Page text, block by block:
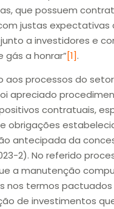
que possuem
justas expectativas
a investidores e
gás a honrar”[1].
aos processos do
apreciado
contratuais,
obrigações
antecipada da
2). No referido
a manutenção
nos termos
de investimentos